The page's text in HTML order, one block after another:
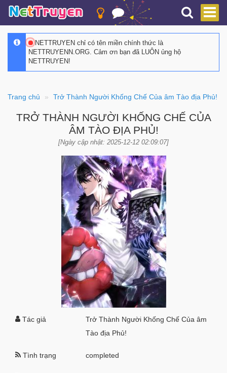
NETTRUYEN chỉ có tên miền chính thức là
NETTRUYENN.ORG. Cảm ơn bạn đã LUÔN ủng hộ
NETTRUYEN!
Trang chủ Trở Thành Người Khống Chế Của âm Tào địa Phủ!
TRỞ THÀNH NGƯỜI KHỐNG CHẾ CỦA
ÂM TÀO ĐỊA PHỦ!
[Ngày cập nhật: 2025-12-12 02:09:07]
Tác giả
Trở Thành Người Khống Chế Của âm
Tào địa Phủ!
Tình trạng completed